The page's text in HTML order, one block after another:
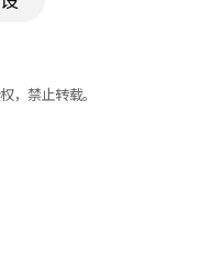
，禁止转载。